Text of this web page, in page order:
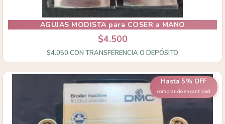
AGUJAS MODISTA para COSER a MANO
$4.500
$4.050 CON TRANSFERENCIA O DEPÓSITO
Hasta 5% OFF
comprando en cantidad